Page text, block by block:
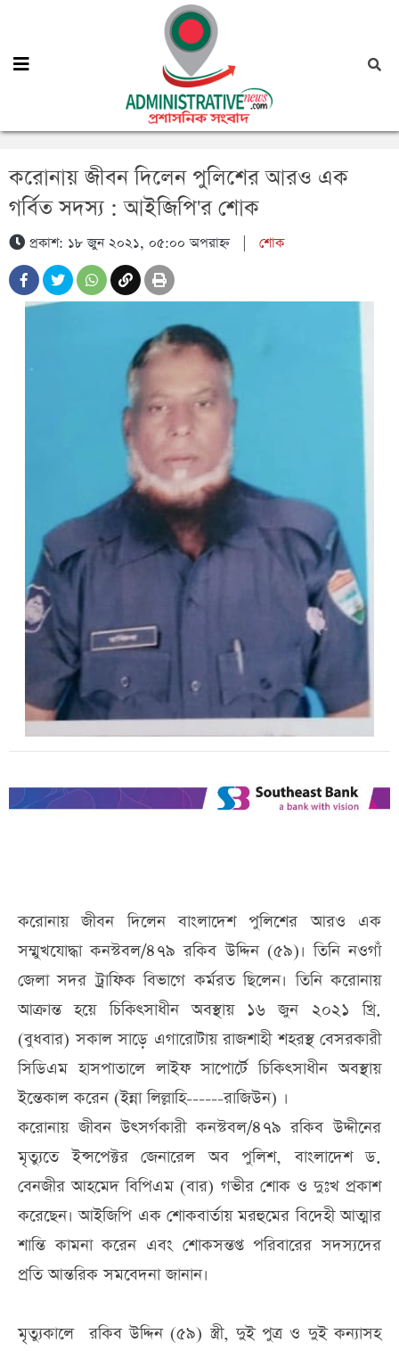
করোনায় জীবন দিলেন পুলিশের আরও এক
গর্বিত সদস্য : আইজিপি'র শোক
প্রকাশ: ১৮ জুন ২০২১, ০৫:০০ অপরাহ্ন| শোক
করোনায় জীবন দিলেন বাংলাদেশ পুলিশের আরও এক
সম্মুখযোদ্ধা কনস্টবল/৪৭৯ রকিব উদ্দিন (৫৯)। তিনি নওগাঁ
জেলা সদর ট্রাফিক বিভাগে কর্মরত ছিলেন। তিনি করোনায়
আক্রান্ত হয়ে চিকিৎসাধীন অবস্থায় ১৬ জুন ২০২১ খ্রি.
(বুধবার) সকাল সাড়ে এগারোটায় রাজশাহী শহরস্থ বেসরকারী
সিডিএম হাসপাতালে লাইফ সাপোর্টে চিকিৎসাধীন অবস্থায়
ইন্তেকাল করেন (ইন্না লিল্লাহি------রাজিউন) ।
করোনায় জীবন উৎসর্গকারী কনস্টবল/৪৭৯ রকিব উদ্দীনের
মৃত্যুতে ইন্সপেক্টর জেনারেল অব পুলিশ, বাংলাদেশ ড.
বেনজীর আহমেদ বিপিএম (বার) গভীর শোক ও দুঃখ প্রকাশ
করেছেন। আইজিপি এক শোকবার্তায় মরহুমের বিদেহী আত্মার
শান্তি কামনা করেন এবং শোকসন্তপ্ত পরিবারের সদস্যদের
প্রতি আন্তরিক সমবেদনা জানান।
মৃত্যুকালে রকিব উদ্দিন (৫৯) স্ত্রী, দুই পুত্র ও দুই কন্যাসহ